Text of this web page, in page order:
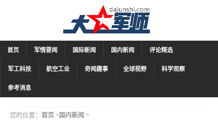
首页 军情要闻 国际新闻 国内新闻 评论精选
军工科技 航空工业 奇闻趣事 全球视野 科学观察
参考消息
您的位置： 首页>国内新闻>